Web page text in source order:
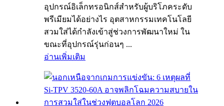
อุปกรณ์อิเล็กทรอนิกส์สำหรับผู้บริโภคระดับ
พรีเมียมได้อย่างไร อุตสาหกรรมเทคโนโลยี
สวมใส่ได้กำลังเข้าสู่ช่วงการพัฒนาใหม่ ใน
ขณะที่อุปกรณ์รุ่นก่อนๆ ...
อ่านเพิ่มเติม